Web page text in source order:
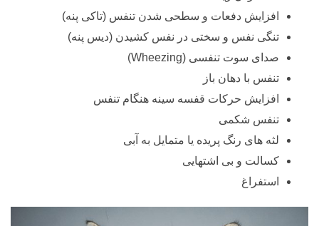
افزایش دفعات و سطحی شدن تنفس (تاکی پنه)
تنگی نفس و سختی در نفس کشیدن (دیس پنه)
صدای سوت تنفسی (Wheezing)
تنفس با دهان باز
افزایش حرکات قفسه سینه هنگام تنفس
تنفس شکمی
لثه های رنگ پریده یا متمایل به آبی
کسالت و بی اشتهایی
استفراغ